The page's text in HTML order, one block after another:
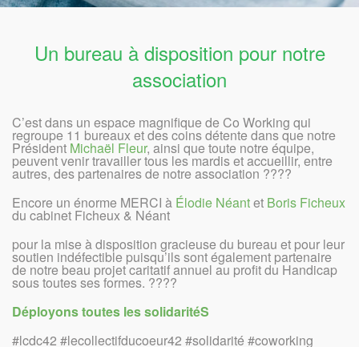
Un bureau à disposition pour notre
association
C’est dans un espace magnifique de Co Working qui
regroupe 11 bureaux et des coins détente dans que notre
Président Michaël Fleur, ainsi que toute notre équipe,
peuvent venir travailler tous les mardis et accueillir, entre
autres, des partenaires de notre association ????
Encore un énorme MERCI à Élodie Néantet Boris Ficheux
du cabinet Ficheux & Néant
pour la mise à disposition gracieuse du bureau et pour leur
soutien indéfectible puisqu’ils sont également partenaire
de notre beau projet caritatif annuel au profit du Handicap
sous toutes ses formes. ????
Déployons toutes les solidaritéS
#lcdc42 #lecollectifducoeur42 #solidarité #coworking